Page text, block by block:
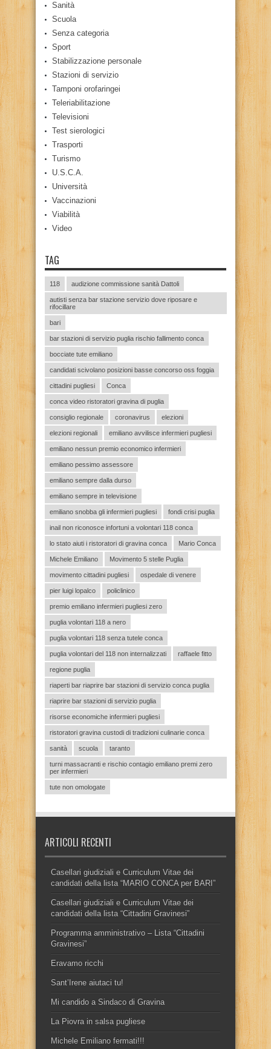
Sanità
Scuola
Senza categoria
Sport
Stabilizzazione personale
Stazioni di servizio
Tamponi orofaringei
Teleriabilitazione
Televisioni
Test sierologici
Trasporti
Turismo
U.S.C.A.
Università
Vaccinazioni
Viabilità
Video
TAG
118 audizione commissione sanità Dattoli
autisti senza bar stazione servizio dove riposare e
rifocillare
bari
bar stazioni di servizio puglia rischio fallimento conca
bocciate tute emiliano
candidati scivolano posizioni basse concorso oss foggia
cittadini pugliesi Conca
conca video ristoratori gravina di puglia
consiglio regionale coronavirus elezioni
elezioni regionali emiliano avvilisce infermieri pugliesi
emiliano nessun premio economico infermieri
emiliano pessimo assessore
emiliano sempre dalla durso
emiliano sempre in televisione
emiliano snobba gli infermieri pugliesi fondi crisi puglia
inail non riconosce infortuni a volontari 118 conca
lo stato aiuti i ristoratori di gravina conca Mario Conca
Michele Emiliano Movimento 5 stelle Puglia
movimento cittadini pugliesi ospedale di venere
pier luigi lopalco policlinico
premio emiliano infermieri pugliesi zero
puglia volontari 118 a nero
puglia volontari 118 senza tutele conca
puglia volontari del 118 non internalizzati raffaele fitto
regione puglia
riaperti bar riaprire bar stazioni di servizio conca puglia
riaprire bar stazioni di servizio puglia
risorse economiche infermieri pugliesi
ristoratori gravina custodi di tradizioni culinarie conca
sanità scuola taranto
turni massacranti e rischio contagio emiliano premi zero
per infermieri
tute non omologate
ARTICOLI RECENTI
Casellari giudiziali e Curriculum Vitae dei
candidati della lista “MARIO CONCA per BARI”
Casellari giudiziali e Curriculum Vitae dei
candidati della lista “Cittadini Gravinesi”
Programma amministrativo – Lista “Cittadini
Gravinesi”
Eravamo ricchi
Sant’Irene aiutaci tu!
Mi candido a Sindaco di Gravina
La Piovra in salsa pugliese
Michele Emiliano fermati!!!